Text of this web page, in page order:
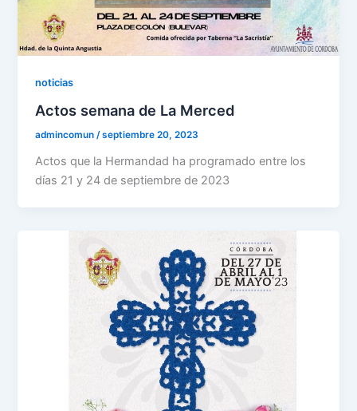
noticias
Actos semana de La Merced
admincomun/septiembre 20, 2023
Actos que la Hermandad ha programado entre los
días 21 y 24 de septiembre de 2023